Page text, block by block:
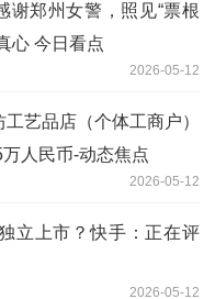
谢郑州女警，照见“票根
心 今日看点
2026-05-12
艺品店（个体工商户）
人民币-动态焦点
2026-05-12
立上市？快手：正在评
2026-05-12